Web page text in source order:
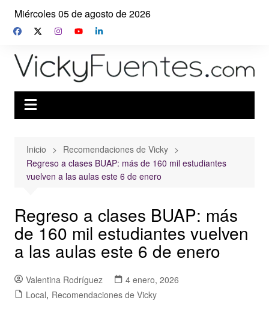
Saltar
contenido
Miércoles 05 de agosto de 2026
Inicio
Recomendaciones de Vicky
Regreso a clases BUAP: más de 160 mil estudiantes
vuelven a las aulas este 6 de enero
Regreso a clases BUAP: más
de 160 mil estudiantes vuelven
a las aulas este 6 de enero
Valentina Rodríguez
4 enero, 2026
Local, Recomendaciones de Vicky